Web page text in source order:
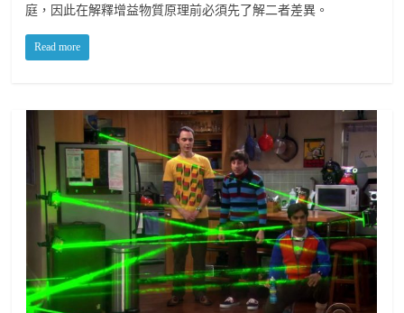
庭，因此在解釋增益物質原理前必須先了解二者差異。
Read more